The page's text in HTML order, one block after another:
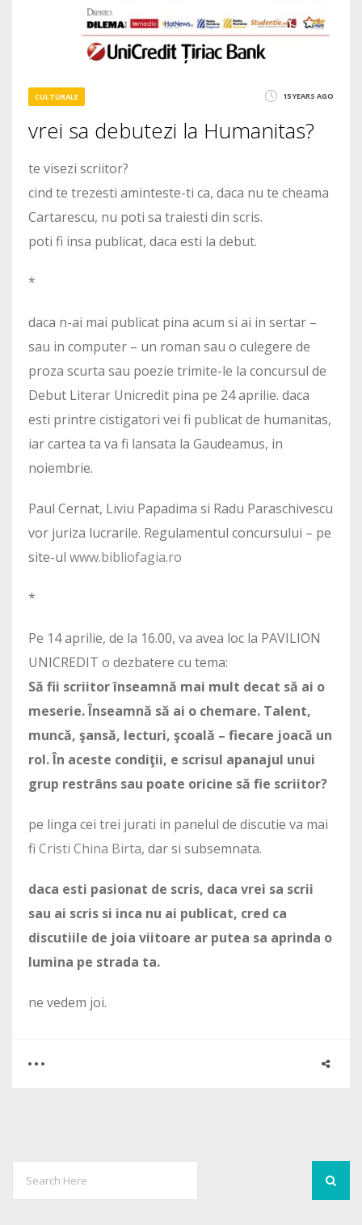
CULTURALE 15 YEARS AGO
vrei sa debutezi la Humanitas?
te visezi scriitor?
cind te trezesti aminteste-ti ca, daca nu te cheama
Cartarescu, nu poti sa traiesti din scris.
poti fi insa publicat, daca esti la debut.
*
daca n-ai mai publicat pina acum si ai in sertar –
sau in computer – un roman sau o culegere de
proza scurta sau poezie trimite-le la concursul de
Debut Literar Unicredit pina pe 24 aprilie. daca
esti printre cistigatori vei fi publicat de humanitas,
iar cartea ta va fi lansata la Gaudeamus, in
noiembrie.
Paul Cernat, Liviu Papadima si Radu Paraschivescu
vor juriza lucrarile. Regulamentul concursului – pe
site-ul www.bibliofagia.ro
*
Pe 14 aprilie, de la 16.00, va avea loc la PAVILION
UNICREDIT o dezbatere cu tema:
Să fii scriitor înseamnă mai mult decat să ai o
meserie. Înseamnă să ai o chemare. Talent,
muncă, şansă, lecturi, şcoală – fiecare joacă un
rol. În aceste condiţii, e scrisul apanajul unui
grup restrâns sau poate oricine să fie scriitor?
pe linga cei trei jurati in panelul de discutie va mai
fi Cristi China Birta, dar si subsemnata.
daca esti pasionat de scris, daca vrei sa scrii
sau ai scris si inca nu ai publicat, cred ca
discutiile de joia viitoare ar putea sa aprinda o
lumina pe strada ta.
ne vedem joi.